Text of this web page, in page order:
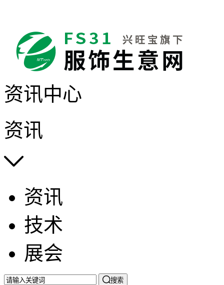
资讯中心
资讯

资讯
技术
展会
搜索